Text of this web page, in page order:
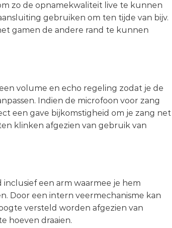
zo de opnamekwaliteit live te kunnen
gebruiken om ten tijde van bijv.
gamen de andere rand te kunnen
volume en echo regeling zodat je de
Indien de microfoon voor zang
een gave bijkomstigheid om je zang net
klinken afgezien van gebruik van
een arm waarmee je hem
Door een intern veermechanisme kan
versteld worden afgezien van
hoeven draaien.